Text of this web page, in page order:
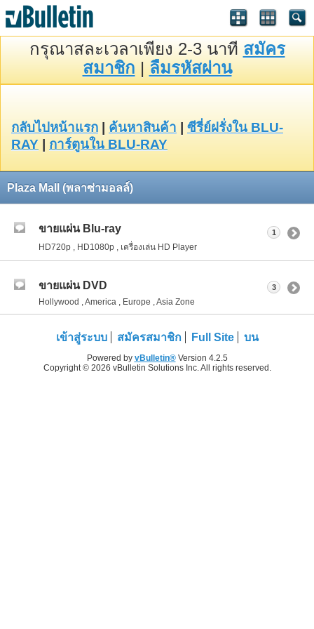
กรุณาสละเวลาเพียง 2-3 นาที สมัคร
สมาชิก | ลืมรหัสผ่าน
กลับไปหน้าแรก ค้นหาสินค้า
ซีรี่ย์ฝรั่งใน BLU-
RAY
การ์ตูนใน BLU-RAY
Plaza Mall (พลาซ่ามอลล์)
ขายแผ่น Blu-ray
HD720p , HD1080p , เครื่องเล่น HD Player
1
ขายแผ่น DVD
Hollywood , America , Europe , Asia Zone
3
เข้าสู่ระบบ สมัครสมาชิก Full Site บน
Powered by vBulletin®Version 4.2.5
Copyright © 2026 vBulletin Solutions Inc. All rights reserved.